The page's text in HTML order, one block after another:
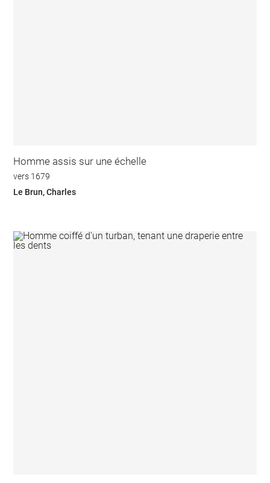
Homme assis sur une échelle
vers 1679
Le Brun, Charles